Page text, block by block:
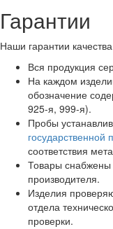
Гарантии
Наши гарантии качества
Вся продукция
На каждом
обозначение
925-я, 999-я).
Пробы
государственной
соответствия
Товары
производителя.
Изделия
отдела
проверки.